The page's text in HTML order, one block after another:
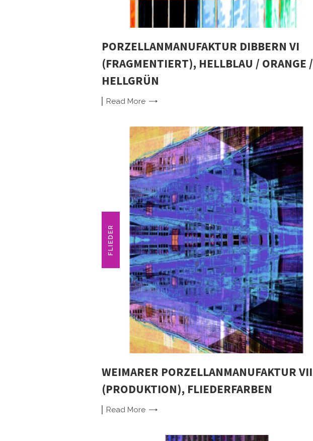
PORZELLANMANUFAKTUR DIBBERN VI
(FRAGMENTIERT), HELLBLAU / ORANGE /
HELLGRÜN
Read More
FLIEDER
WEIMARER PORZELLANMANUFAKTUR VII
(PRODUKTION), FLIEDERFARBEN
Read More